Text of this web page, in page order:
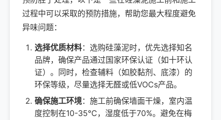
过程中可以采取的预防措施，帮助您最大程度避免
异味问题：
选择优质材料：选购硅藻泥时，优先选择知名
品牌，确保产品通过国家环保认证（如十环认
证）。同时，检查辅料（如胶黏剂、底漆）的
环保等级，尽量选择无醛或低VOCs产品。
确保施工环境：施工前确保墙面干燥，室内温
度控制在10-35℃，湿度低于70%。避免在梅